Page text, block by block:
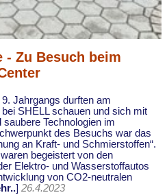
- Zu Besuch beim
Jahrgangs durften am
SHELL schauen und sich mit
Technologien im
des Besuchs war das
an Kraft- und Schmierstoffen“.
begeistert von den
Elektro- und Wasserstoffautos
von CO2-neutralen
] 26.4.2023